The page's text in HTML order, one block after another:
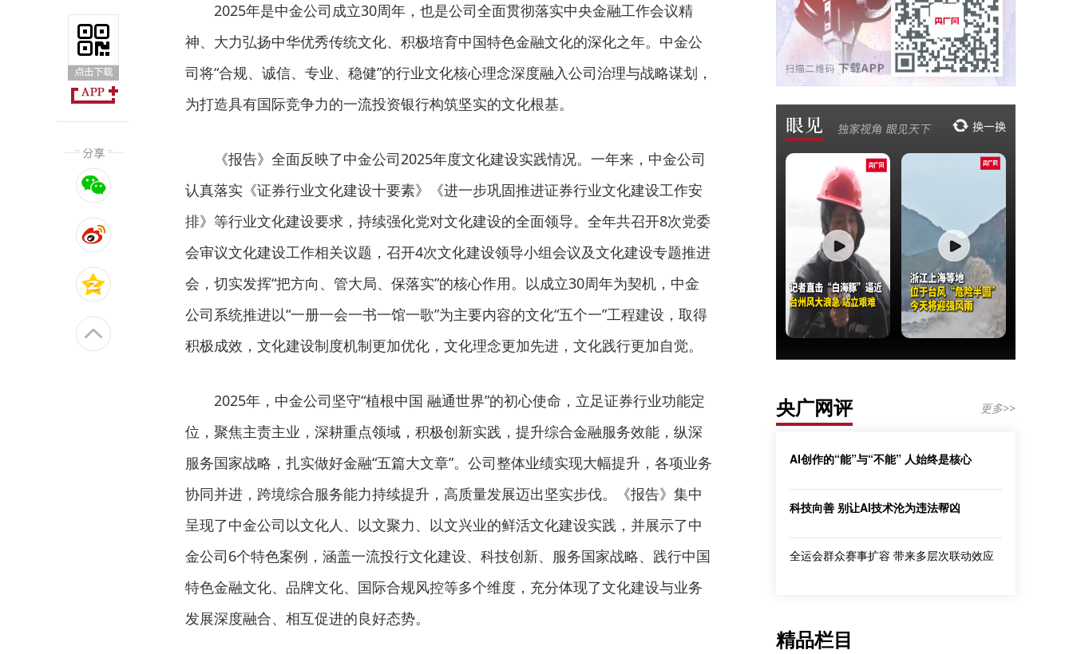
2025年是中金公司成立30周年，也是公司全面贯彻落实中央金融工作会议精
神、大力弘扬中华优秀传统文化、积极培育中国特色金融文化的深化之年。中金公
司将“合规、诚信、专业、稳健”的行业文化核心理念深度融入公司治理与战略谋划，
为打造具有国际竞争力的一流投资银行构筑坚实的文化根基。
《报告》全面反映了中金公司2025年度文化建设实践情况。一年来，中金公司
认真落实《证券行业文化建设十要素》《进一步巩固推进证券行业文化建设工作安
排》等行业文化建设要求，持续强化党对文化建设的全面领导。全年共召开8次党委
会审议文化建设工作相关议题，召开4次文化建设领导小组会议及文化建设专题推进
会，切实发挥“把方向、管大局、保落实”的核心作用。以成立30周年为契机，中金
公司系统推进以“一册一会一书一馆一歌”为主要内容的文化“五个一”工程建设，取得
积极成效，文化建设制度机制更加优化，文化理念更加先进，文化践行更加自觉。
2025年，中金公司坚守“植根中国 融通世界”的初心使命，立足证券行业功能定
位，聚焦主责主业，深耕重点领域，积极创新实践，提升综合金融服务效能，纵深
服务国家战略，扎实做好金融“五篇大文章”。公司整体业绩实现大幅提升，各项业务
协同并进，跨境综合服务能力持续提升，高质量发展迈出坚实步伐。《报告》集中
呈现了中金公司以文化人、以文聚力、以文兴业的鲜活文化建设实践，并展示了中
金公司6个特色案例，涵盖一流投行文化建设、科技创新、服务国家战略、践行中国
特色金融文化、品牌文化、国际合规风控等多个维度，充分体现了文化建设与业务
发展深度融合、相互促进的良好态势。
央广网评 更多>>
AI创作的“能”与“不能” 人始终是核心
科技向善 别让AI技术沦为违法帮凶
全运会群众赛事扩容 带来多层次联动效应
精品栏目